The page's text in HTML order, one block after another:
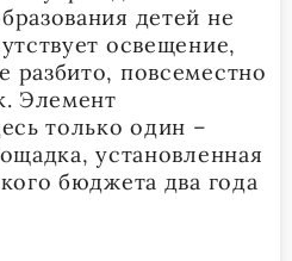
детей не
освещение,
повсеместно
Элемент
только один –
установленная
бюджета два года